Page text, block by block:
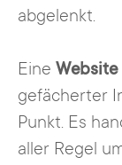
abgelenkt.
Eine Website
gefächerter
Punkt. Es
aller Regel